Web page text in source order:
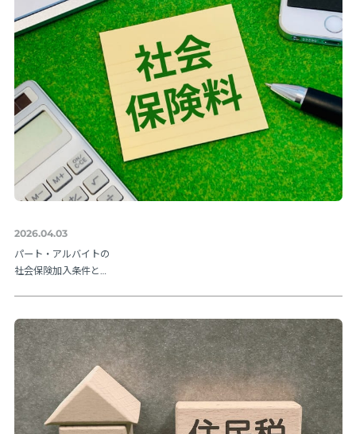
2026.04.03
パート・アルバイトの
社会保険加入条件と
説